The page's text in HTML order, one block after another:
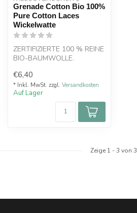
Grenade Cotton Bio 100%
Pure Cotton Laces
Wickelwatte
ZERTIFIZIERTE 100 % REINE
BIO-BAUMWOLLE.
Pharmazeutisc...
€6,40
* Inkl. MwSt. zzgl. Versandkosten
Auf Lager
Zeige 1 -3 von 3